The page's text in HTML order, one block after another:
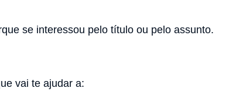
se interessou pelo título ou pelo assunto.
vai te ajudar a: